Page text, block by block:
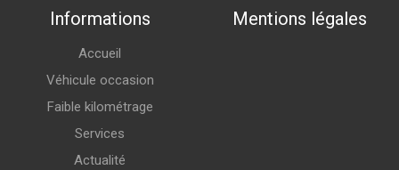
Informations
Accueil
Véhicule occasion
Faible kilométrage
Services
Actualité
Mentions légales